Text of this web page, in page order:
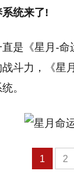
统来了!
是《星月-
斗力，《星
。
1 2